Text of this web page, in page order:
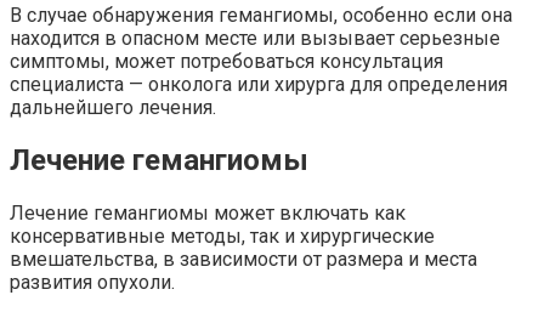
В случае обнаружения гемангиомы, особенно если она
находится в опасном месте или вызывает серьезные
симптомы, может потребоваться консультация
специалиста — онколога или хирурга для определения
дальнейшего лечения.
Лечение гемангиомы
Лечение гемангиомы может включать как
консервативные методы, так и хирургические
вмешательства, в зависимости от размера и места
развития опухоли.